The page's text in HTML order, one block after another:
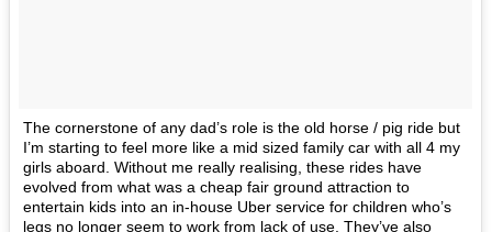
The cornerstone of any dad’s role is the old horse / pig ride but
I’m starting to feel more like a mid sized family car with all 4 my
girls aboard. Without me really realising, these rides have
evolved from what was a cheap fair ground attraction to
entertain kids into an in-house Uber service for children who’s
legs no longer seem to work from lack of use. They’ve also